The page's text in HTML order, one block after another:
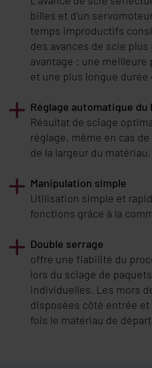
billes et d'un
temps improductifs
des avances de scie
avantage : une meilleure
et une plus longue durée
Réglage automatique du
Résultat de sciage
réglage, même en cas
de la largeur du matériau.
Manipulation simple
Utilisation simple et
fonctions grâce à la
Double serrage
offre une fiabilité du
lors du sciage de
individuelles. Les mors
disposées côté entrée
fois le matériau de